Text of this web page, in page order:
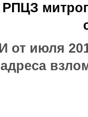
июля
адреса